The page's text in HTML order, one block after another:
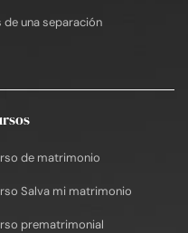
una separación
de matrimonio
Salva mi matrimonio
prematrimonial